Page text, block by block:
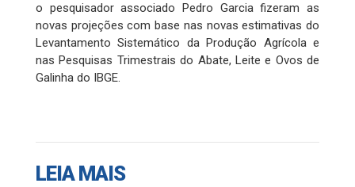
o pesquisador associado Pedro Garcia fizeram as
novas projeções com base nas novas estimativas do
Levantamento Sistemático da Produção Agrícola e
nas Pesquisas Trimestrais do Abate, Leite e Ovos de
Galinha do IBGE.
LEIA MAIS